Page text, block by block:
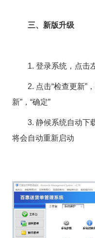
三、新版升级
1. 登录系统，点击
2. 点击“检查更新”
新”，“确定”
3. 静候系统自动下
将会自动重新启动